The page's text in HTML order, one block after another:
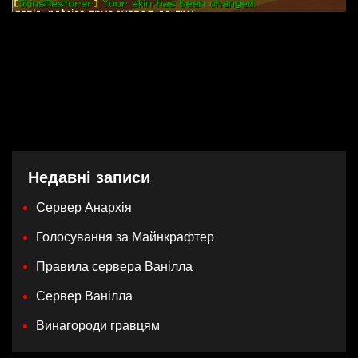
Недавні записи
Сервер Анархія
Голосування за Майнкрафтер
Правила сервера Ванілла
Сервер Ванілла
Винагороди гравцям